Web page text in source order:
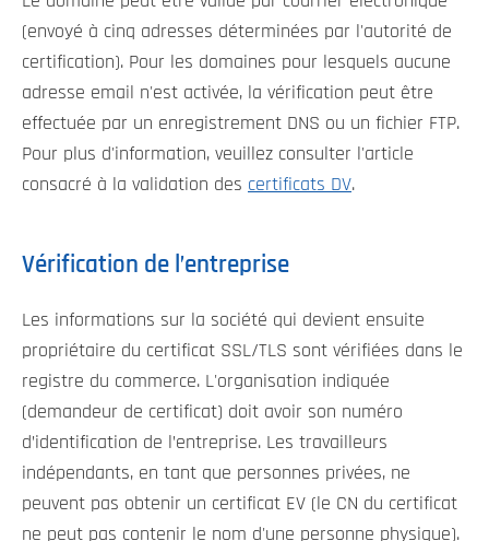
(envoyé à cinq adresses déterminées par l'autorité de
certification). Pour les domaines pour lesquels aucune
adresse email n'est activée, la vérification peut être
effectuée par un enregistrement DNS ou un fichier FTP.
Pour plus d'information, veuillez consulter l'article
consacré à la validation des certificats DV.
Vérification de l’entreprise
Les informations sur la société qui devient ensuite
propriétaire du certificat SSL/TLS sont vérifiées dans le
registre du commerce. L'organisation indiquée
(demandeur de certificat) doit avoir son numéro
d’identification de l’entreprise. Les travailleurs
indépendants, en tant que personnes privées, ne
peuvent pas obtenir un certificat EV (le CN du certificat
ne peut pas contenir le nom d'une personne physique).